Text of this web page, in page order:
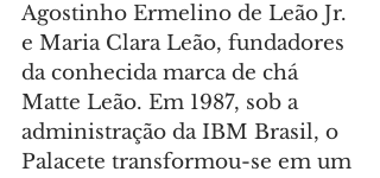
Agostinho Ermelino de Leão Jr.
e Maria Clara Leão, fundadores
da conhecida marca de chá
Matte Leão. Em 1987, sob a
administração da IBM Brasil, o
Palacete transformou-se em um